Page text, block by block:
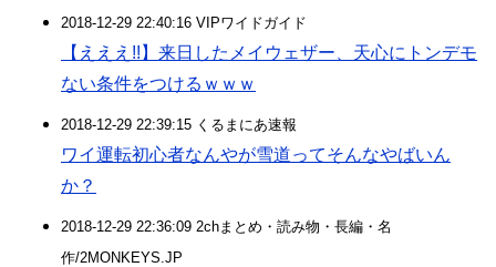
2018-12-29 22:40:16 VIPワイドガイド
【えええ!!】来日したメイウェザー、天心にトンデモ
ない条件をつけるｗｗｗ
2018-12-29 22:39:15 くるまにあ速報
ワイ運転初心者なんやが雪道ってそんなやばいん
か？
2018-12-29 22:36:09 2chまとめ・読み物・長編・名
作/2MONKEYS.JP